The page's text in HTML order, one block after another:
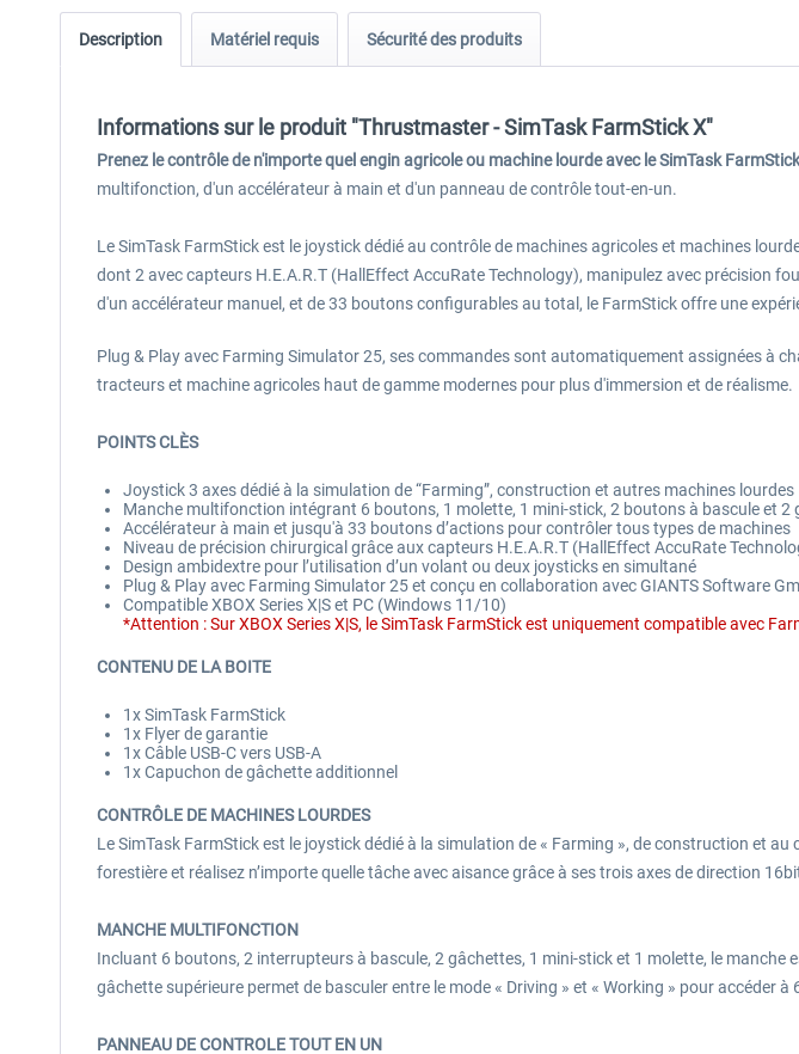
Description Matériel requis Sécurité des produits
Informations sur le produit "Thrustmaster - SimTask FarmStick X"
Prenez le contrôle de n'importe quel engin agricole ou machine lourde avec le SimTask FarmStick
multifonction, d'un accélérateur à main et d'un panneau de contrôle tout-en-un.
Le SimTask FarmStick est le joystick dédié au contrôle de machines agricoles et machines
dont 2 avec capteurs H.E.A.R.T (HallEffect AccuRate Technology), manipulez avec précision
d'un accélérateur manuel, et de 33 boutons configurables au total, le FarmStick offre une
Plug & Play avec Farming Simulator 25, ses commandes sont automatiquement assignées à
tracteurs et machine agricoles haut de gamme modernes pour plus d'immersion et de réalisme.
POINTS CLÈS
Joystick 3 axes dédié à la simulation de “Farming”, construction et autres machines lourdes
Manche multifonction intégrant 6 boutons, 1 molette, 1 mini-stick, 2 boutons à bascule et 2
Accélérateur à main et jusqu'à 33 boutons d’actions pour contrôler tous types de machines
Niveau de précision chirurgical grâce aux capteurs H.E.A.R.T (HallEffect AccuRate
Design ambidextre pour l’utilisation d’un volant ou deux joysticks en simultané
Plug & Play avec Farming Simulator 25 et conçu en collaboration avec GIANTS Software
Compatible XBOX Series X|S et PC (Windows 11/10)
*Attention : Sur XBOX Series X|S, le SimTask FarmStick est uniquement compatible avec
CONTENU DE LA BOITE
1x SimTask FarmStick
1x Flyer de garantie
1x Câble USB-C vers USB-A
1x Capuchon de gâchette additionnel
CONTRÔLE DE MACHINES LOURDES
Le SimTask FarmStick est le joystick dédié à la simulation de « Farming », de construction et
forestière et réalisez n’importe quelle tâche avec aisance grâce à ses trois axes de direction
MANCHE MULTIFONCTION
Incluant 6 boutons, 2 interrupteurs à bascule, 2 gâchettes, 1 mini-stick et 1 molette, le
gâchette supérieure permet de basculer entre le mode « Driving » et « Working » pour accéder
PANNEAU DE CONTROLE TOUT EN UN